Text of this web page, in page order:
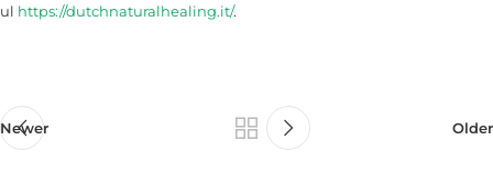
ul https://dutchnaturalhealing.it/.
Newer Older